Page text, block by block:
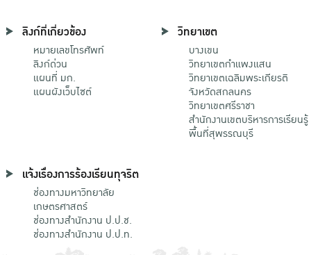
ลิงก์ที่เกี่ยวข้อง
หมายเลขโทรศัพท์
ลิงก์ด่วน
แผนที่ มก.
แผนผังเว็บไซต์
วิทยาเขต
บางเขน
วิทยาเขตกําแพงแสน
วิทยาเขตเฉลิมพระเกียรติ
จังหวัดสกลนคร
วิทยาเขตศรีราชา
สำนักงานเขตบริหารการเรียนรู้
พื้นที่สุพรรณบุรี
แจ้งเรื่องการร้องเรียนทุจริต
ช่องทางมหาวิทยาลัย
เกษตรศาสตร์
ช่องทางสำนักงาน ป.ป.ช.
ช่องทางสำนักงาน ป.ป.ท.